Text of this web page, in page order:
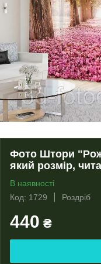
Фото Штори
який розмір,
В наявності
Код: 1729
Роздріб
440 ₴